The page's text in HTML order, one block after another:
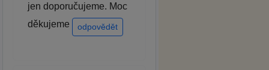
jen doporučujeme. Moc
děkujeme
odpovědět